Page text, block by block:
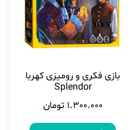
بازی فکری و رومیزی کهربا
Splendor
1.300.000 تومان